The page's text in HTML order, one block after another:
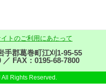
イトのご利用にあたって
手郡葛巻町江刈1-95-55
／ FAX：0195-68-7800
Rights Reserved.